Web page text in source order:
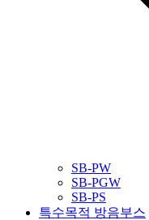
SB-PW
SB-PGW
SB-PS
특수목적 방음부스